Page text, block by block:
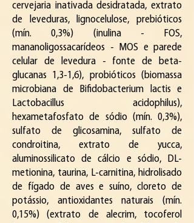
cervejaria inativada desidratada, extrato
de leveduras, lignocelulose, prebióticos
(mín. 0,3%) (inulina - FOS,
mananoligossacarídeos - MOS e parede
celular de levedura - fonte de beta-
glucanas 1,3-1,6), probióticos (biomassa
microbiana de Bifidobacterium lactis e
Lactobacillus acidophilus),
hexametafosfato de sódio (mín. 0,3%),
sulfato de glicosamina, sulfato de
condroitina, extrato de yucca,
aluminossilicato de cálcio e sódio, DL-
metionina, taurina, L-carnitina, hidrolisado
de fígado de aves e suíno, cloreto de
potássio, antioxidantes naturais (mín.
0,15%) (extrato de alecrim, tocoferol